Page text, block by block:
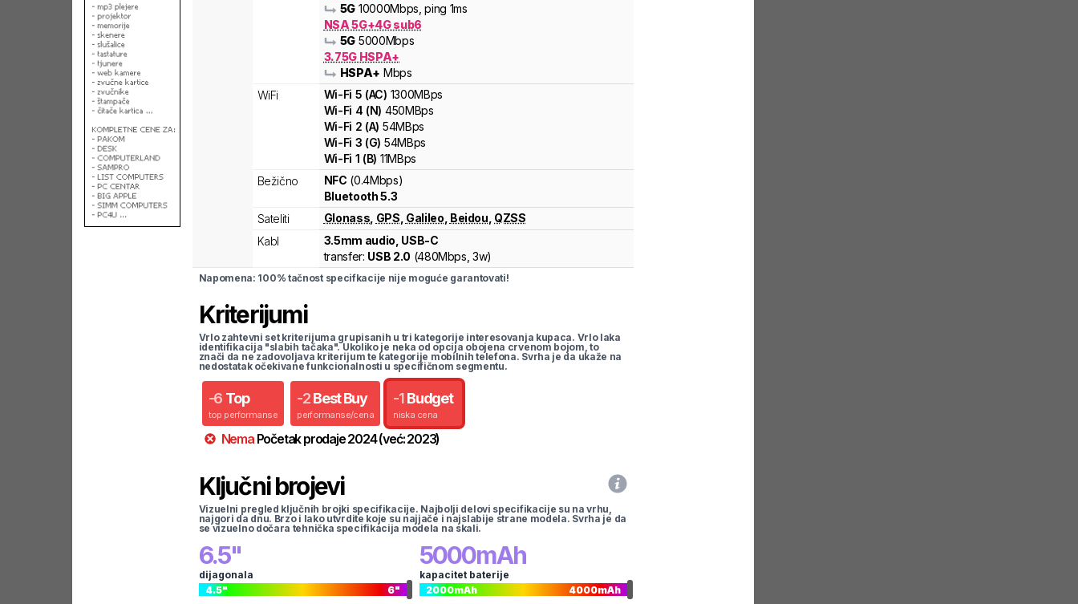
5G 10000Mbps , ping 1ms
NSA 5G+4G sub6
5G 5000Mbps
3.75G HSPA+
HSPA+ Mbps
WiFi
Wi-Fi 5 (AC) 1300MBps
Wi-Fi 4 (N) 450MBps
Wi-Fi 2 (A) 54MBps
Wi-Fi 3 (G) 54MBps
Wi-Fi 1 (B) 11MBps
Bežično
NFC (0.4Mbps)
Bluetooth 5.3
Sateliti
Glonass GPS Galileo Beidou QZSS
Kabl
3.5mm audio, USB-C
transfer: USB 2.0 (480Mbps,3w)
Napomena: 100% tačnost specifkacije nije moguće garantovati!
Kriterijumi
Vrlo zahtevni set kriterijuma grupisanih u tri kategorije interesovanja kupaca. Vrlo laka
identifikacija "slabih tačaka". Ukoliko je neka od opcija obojena crvenom bojom, to
znači da ne zadovoljava kriterijum te kategorije mobilnih telefona. Svrha je da ukaže na
nedostatak očekivane funkcionalnosti u specifičnom segmentu.
-6 Top
top performanse
-2 Best Buy
performanse/cena
-1 Budget
niska cena
Nema Početak prodaje2024(već:2023)
Ključni brojevi
Vizuelni pregled ključnih brojki specifikacije. Najbolji delovi specifikacije su na vrhu,
najgori da dnu. Brzo i lako utvrdite koje su najjače i najslabije strane modela. Svrha je da
se vizuelno dočara tehnička specifikacija modela na skali.
6.5"
dijagonala
4.5" 6"
5000mAh
kapacitet baterije
2000mAh 4000mAh